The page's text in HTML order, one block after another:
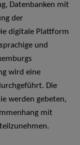
Datenbanken mit
der
digitale Plattform
und
wird eine
Die
werden gebeten,
mit